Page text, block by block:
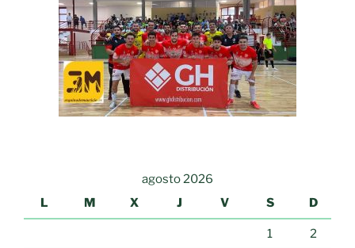
agosto 2026
L
M X J V S D
1 2